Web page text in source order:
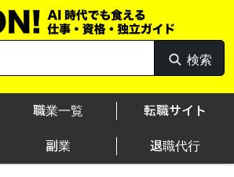
検索
検
索
職業一覧 転職サイト
副業 退職代行